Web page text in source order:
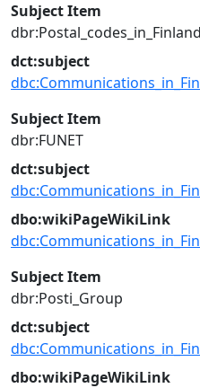
Subject Item
dbr:Postal_codes_in_Finland
dct:subject
Subject Item
dbr:FUNET
dct:subject
dbo:wikiPageWikiLink
Subject Item
dbr:Posti_Group
dct:subject
dbo:wikiPageWikiLink